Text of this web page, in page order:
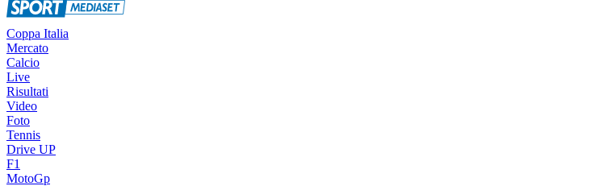
Coppa Italia
Mercato
Calcio
Live
Risultati
Video
Foto
Tennis
Drive UP
F1
MotoGp